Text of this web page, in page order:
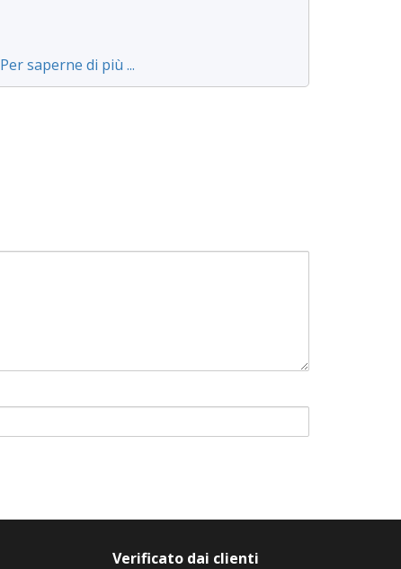
Per saperne di più ...
Verificato dai clienti